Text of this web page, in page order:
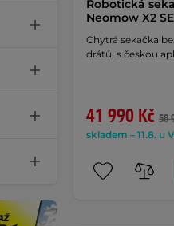
Robotická
Neomow X2
Chytrá sekačka
drátů, s českou
41 990 Kč 58
skladem – 11.8. u